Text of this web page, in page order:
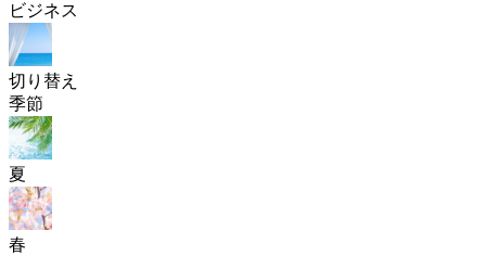
ビジネス
切り替え
季節
夏
春